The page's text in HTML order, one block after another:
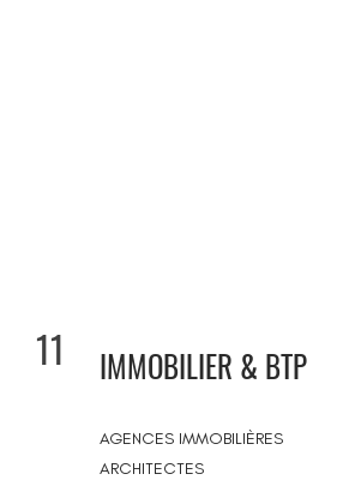
11 IMMOBILIER & BTP
AGENCES IMMOBILIÈRES
ARCHITECTES